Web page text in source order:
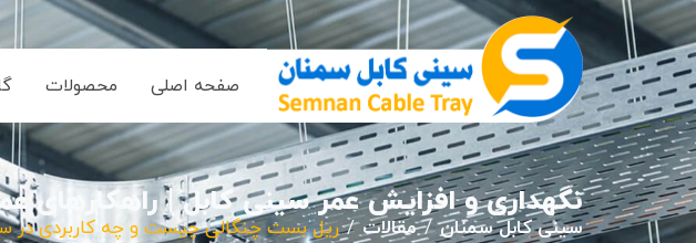
صفحه اصلی محصولات
نگهداری و افزایش عمر سینی کابل | راهکارهای
سینی کابل سمنان مقالات ریل بست چنگالی چیست و چه کاربردی در